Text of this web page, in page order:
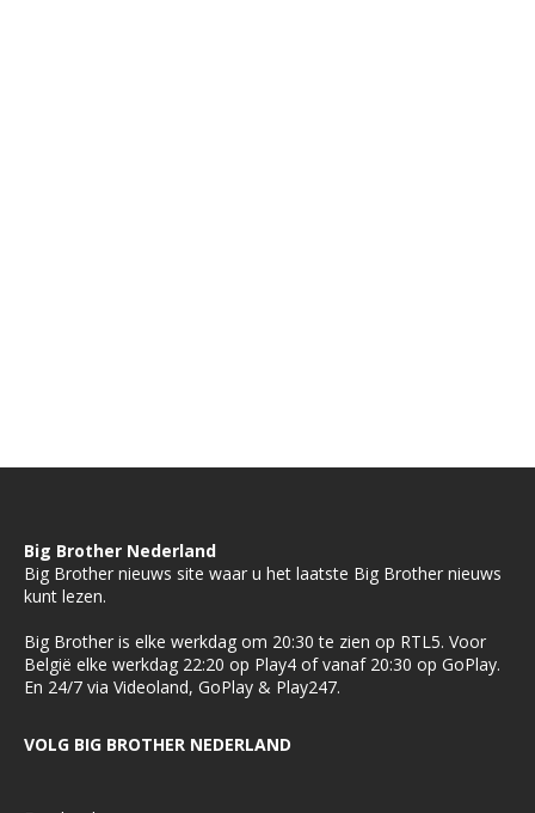
Big Brother Nederland
Big Brother nieuws site waar u het laatste Big Brother nieuws
kunt lezen.
Big Brother is elke werkdag om 20:30 te zien op RTL5. Voor
België elke werkdag 22:20 op Play4 of vanaf 20:30 op GoPlay.
En 24/7 via Videoland, GoPlay & Play247.
VOLG BIG BROTHER NEDERLAND